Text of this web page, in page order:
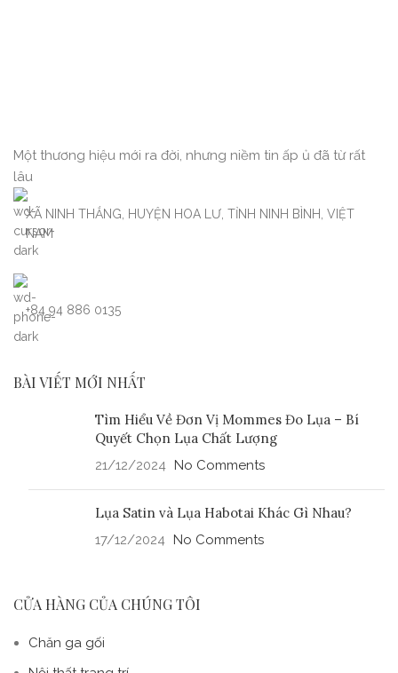
Một thương hiệu mới ra đời, nhưng niềm tin ấp ủ đã từ rất
lâu
XÃ NINH THẮNG, HUYỆN HOA LƯ, TỈNH NINH BÌNH, VIỆT
NAM
+84 94 886 0135
BÀI VIẾT MỚI NHẤT
Tìm Hiểu Về Đơn Vị Mommes Đo Lụa – Bí
Quyết Chọn Lụa Chất Lượng
21/12/2024 No Comments
Lụa Satin và Lụa Habotai Khác Gì Nhau?
17/12/2024 No Comments
CỬA HÀNG CỦA CHÚNG TÔI
Chăn ga gối